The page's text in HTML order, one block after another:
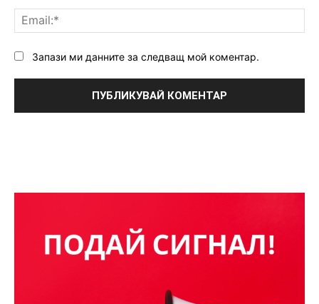
Запази ми данните за следващ мой коментар.